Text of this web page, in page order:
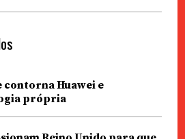
contorna Huawei e
própria